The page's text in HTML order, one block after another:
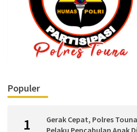
Populer
1
Gerak Cepat, Polres
Pelaku Pencabulan Anak